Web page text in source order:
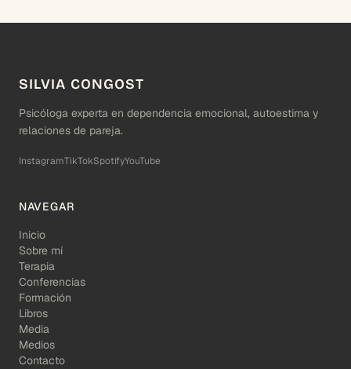
SILVIA CONGOST
Psicóloga experta en dependencia emocional, autoestima y
relaciones de pareja.
InstagramTikTokSpotifyYouTube
NAVEGAR
Inicio
Sobre mí
Terapia
Conferencias
Formación
Libros
Media
Medios
Contacto